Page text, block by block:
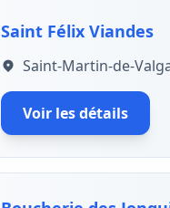
Saint Félix Viandes
Saint-Martin-de-
Voir les détails